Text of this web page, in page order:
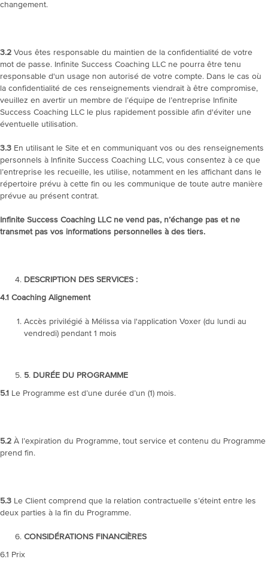
changement.
3.2 Vous êtes responsable du maintien de la confidentialité de votre
mot de passe. Infinite Success Coaching LLC ne pourra être tenu
responsable d'un usage non autorisé de votre compte. Dans le cas où
la confidentialité de ces renseignements viendrait à être compromise,
veuillez en avertir un membre de l’équipe de l’entreprise Infinite
Success Coaching LLC le plus rapidement possible afin d'éviter une
éventuelle utilisation.
3.3 En utilisant le Site et en communiquant vos ou des renseignements
personnels à Infinite Success Coaching LLC, vous consentez à ce que
l’entreprise les recueille, les utilise, notamment en les affichant dans le
répertoire prévu à cette fin ou les communique de toute autre manière
prévue au présent contrat.
Infinite Success Coaching LLC ne vend pas, n’échange pas et ne
transmet pas vos informations personnelles à des tiers.
DESCRIPTION DES SERVICES :
4.1 Coaching Alignement
Accès privilégié à Mélissa via l'application Voxer (du lundi au
vendredi) pendant 1 mois
5. DURÉE DU PROGRAMME
5.1 Le Programme est d’une durée d’un (1) mois.
5.2 À l’expiration du Programme, tout service et contenu du Programme
prend fin.
5.3 Le Client comprend que la relation contractuelle s’éteint entre les
deux parties à la fin du Programme.
CONSIDÉRATIONS FINANCIÈRES
6.1 Prix